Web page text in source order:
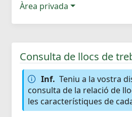
Àrea privada
Consulta de llocs de
Inf. Teniu a la vostra
consulta de la relació de
les característiques de